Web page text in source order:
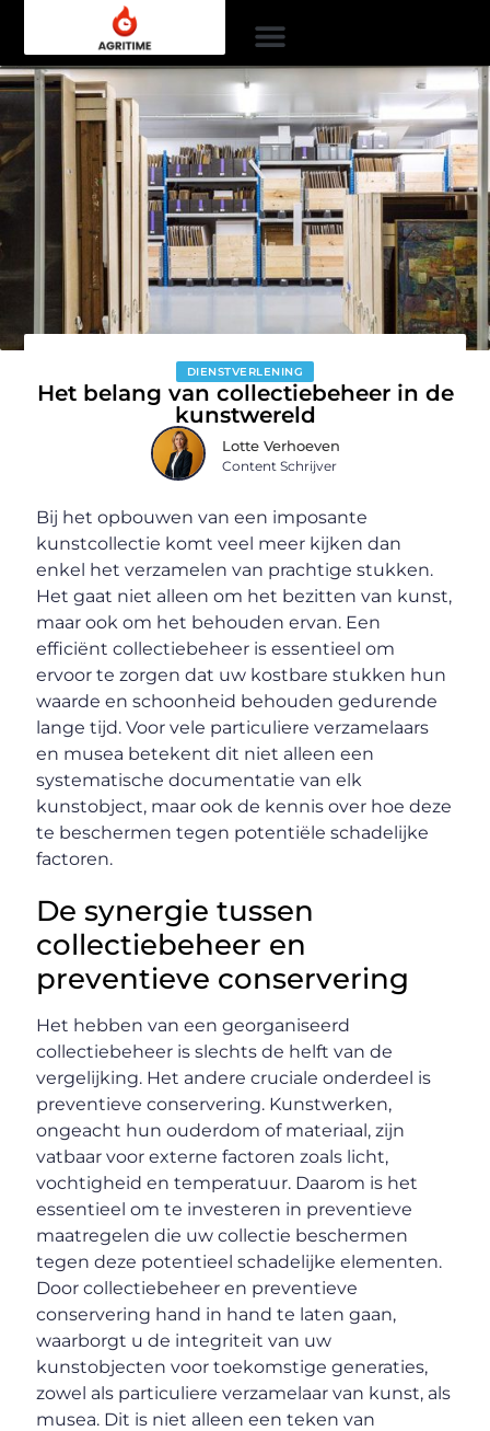
DIENSTVERLENING
Het belang van collectiebeheer in de
kunstwereld
Lotte Verhoeven
Content Schrijver
Bij het opbouwen van een imposante
kunstcollectie komt veel meer kijken dan
enkel het verzamelen van prachtige stukken.
Het gaat niet alleen om het bezitten van kunst,
maar ook om het behouden ervan. Een
efficiënt collectiebeheer is essentieel om
ervoor te zorgen dat uw kostbare stukken hun
waarde en schoonheid behouden gedurende
lange tijd. Voor vele particuliere verzamelaars
en musea betekent dit niet alleen een
systematische documentatie van elk
kunstobject, maar ook de kennis over hoe deze
te beschermen tegen potentiële schadelijke
factoren.
De synergie tussen
collectiebeheer en
preventieve conservering
Het hebben van een georganiseerd
collectiebeheer is slechts de helft van de
vergelijking. Het andere cruciale onderdeel is
preventieve conservering. Kunstwerken,
ongeacht hun ouderdom of materiaal, zijn
vatbaar voor externe factoren zoals licht,
vochtigheid en temperatuur. Daarom is het
essentieel om te investeren in preventieve
maatregelen die uw collectie beschermen
tegen deze potentieel schadelijke elementen.
Door collectiebeheer en preventieve
conservering hand in hand te laten gaan,
waarborgt u de integriteit van uw
kunstobjecten voor toekomstige generaties,
zowel als particuliere verzamelaar van kunst, als
musea. Dit is niet alleen een teken van